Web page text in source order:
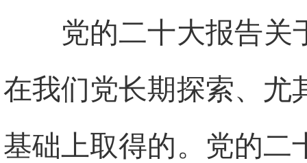
党的二十大报告关
在我们党长期探索、尤
基础上取得的。党的二